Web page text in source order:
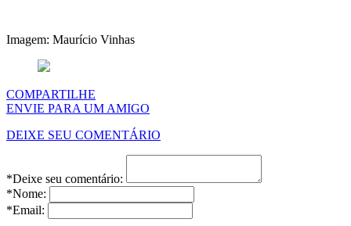
Imagem: Maurício Vinhas
COMPARTILHE
ENVIE PARA UM AMIGO
DEIXE SEU COMENTÁRIO
*Deixe seu comentário:
*Nome:
*Email: